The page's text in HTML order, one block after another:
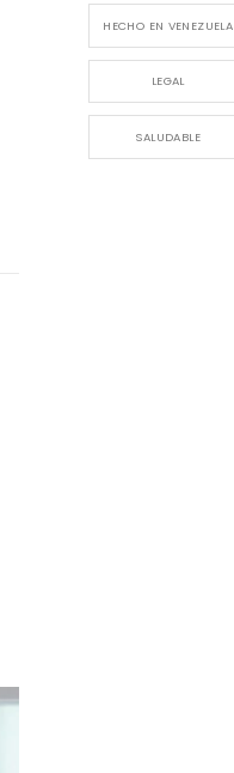
HECHO EN VENEZUELA
LEGAL
SALUDABLE